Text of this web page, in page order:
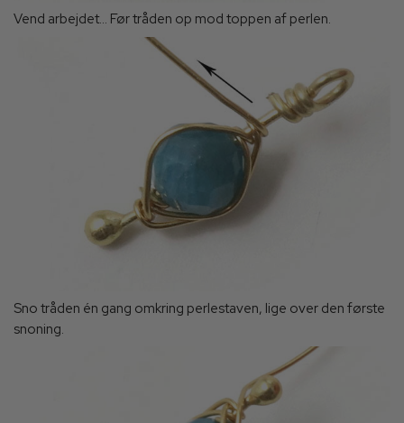
Vend arbejdet... Før tråden op mod toppen af perlen.
Sno tråden én gang omkring perlestaven, lige over den første
snoning.